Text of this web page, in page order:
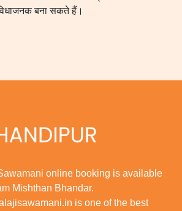
बना सकते हैं।
online booking is available
Mishthan Bhandar.
is one of the best